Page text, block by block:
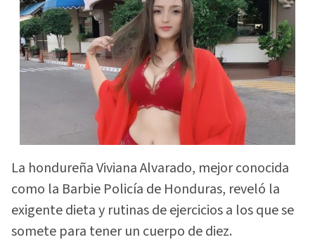
La hondureña Viviana Alvarado, mejor conocida
como la Barbie Policía de Honduras, reveló la
exigente dieta y rutinas de ejercicios a los que se
somete para tener un cuerpo de diez.